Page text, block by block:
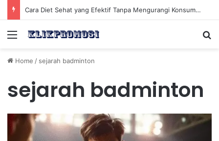
Cara Diet Sehat yang Efektif Tanpa Mengurangi Konsumsi Nasi Putih Setiap Hari
Menu
Home / sejarah badminton
sejarah badminton